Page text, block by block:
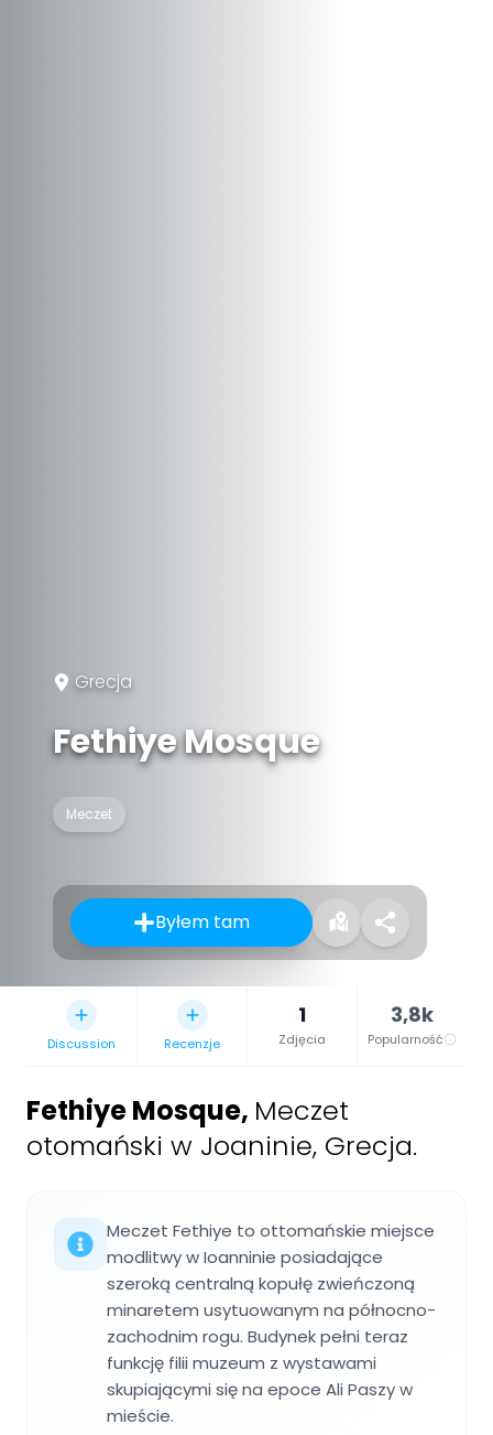
Grecja
Fethiye Mosque
Meczet
Byłem tam
Discussion Recenzje
1
Zdjęcia
3,8k
Popularność
Fethiye Mosque, Meczet
otomański w Joaninie, Grecja.
Meczet Fethiye to ottomańskie miejsce
modlitwy w Ioanninie posiadające
szeroką centralną kopułę zwieńczoną
minaretem usytuowanym na północno-
zachodnim rogu. Budynek pełni teraz
funkcję filii muzeum z wystawami
skupiającymi się na epoce Ali Paszy w
mieście.